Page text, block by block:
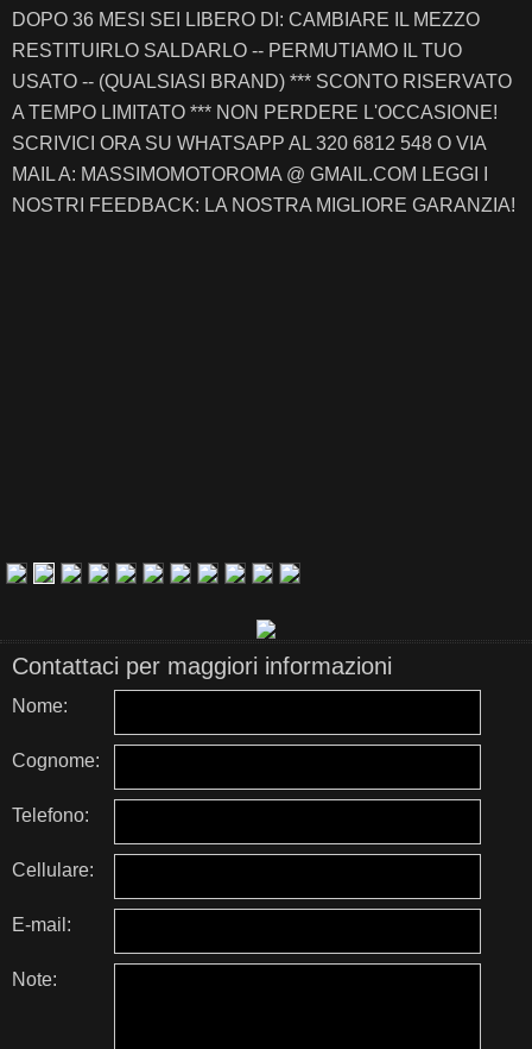
DOPO 36 MESI SEI LIBERO DI: CAMBIARE IL MEZZO
RESTITUIRLO SALDARLO -- PERMUTIAMO IL TUO
USATO -- (QUALSIASI BRAND) *** SCONTO RISERVATO
A TEMPO LIMITATO *** NON PERDERE L'OCCASIONE!
SCRIVICI ORA SU WHATSAPP AL 320 6812 548 O VIA
MAIL A: MASSIMOMOTOROMA @ GMAIL.COM LEGGI I
NOSTRI FEEDBACK: LA NOSTRA MIGLIORE GARANZIA!
Contattaci per maggiori informazioni
Nome:
Cognome:
Telefono:
Cellulare:
E-mail:
Note: